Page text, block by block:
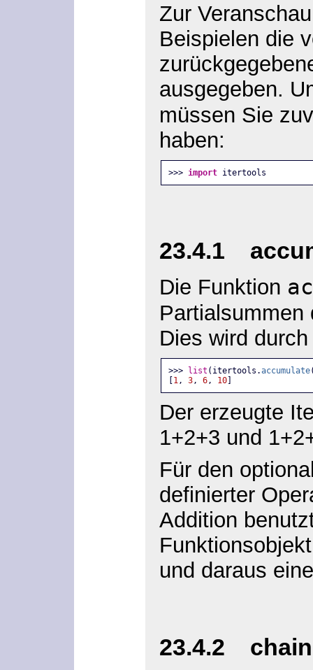
Zur
Beispielen die
ausgegeben.
müssen Sie
haben:
>>> import itertools
23.4.1
Die Funktion
Partialsummen
Dies wird
>>> list (itertools.accumulate
1, 3, 6, 10
Der erzeugte
1+2+3 und
Für den
definierter
Addition
und daraus
23.4.2